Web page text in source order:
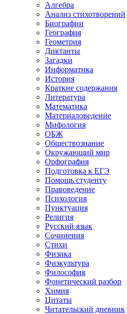
Алгебра
Анализ стихотворений
Биографии
География
Геометрия
Диктанты
Загадки
Информатика
История
Краткие содержания
Литература
Математика
Материаловедение
Мифология
ОБЖ
Обществознание
Окружающий мир
Орфография
Подготовка к ЕГЭ
Помощь студенту
Правоведение
Психология
Пунктуация
Религия
Русский язык
Сочинения
Стихи
Физика
Физкультура
Философия
Фонетический разбор
Химия
Цитаты
Читательский дневник